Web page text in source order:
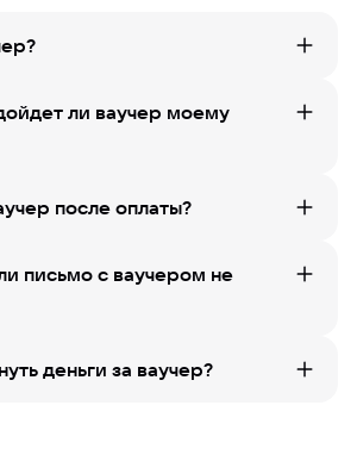
ли ваучер моему
после оплаты?
письмо с ваучером не
деньги за ваучер?